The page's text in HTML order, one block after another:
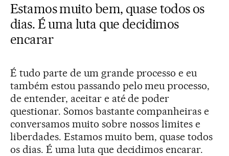
Estamos muito bem, quase todos os
dias. É uma luta que decidimos
encarar
É tudo parte de um grande processo e eu
também estou passando pelo meu processo,
de entender, aceitar e até de poder
questionar. Somos bastante companheiras e
conversamos muito sobre nossos limites e
liberdades. Estamos muito bem, quase todos
os dias. É uma luta que decidimos encarar.